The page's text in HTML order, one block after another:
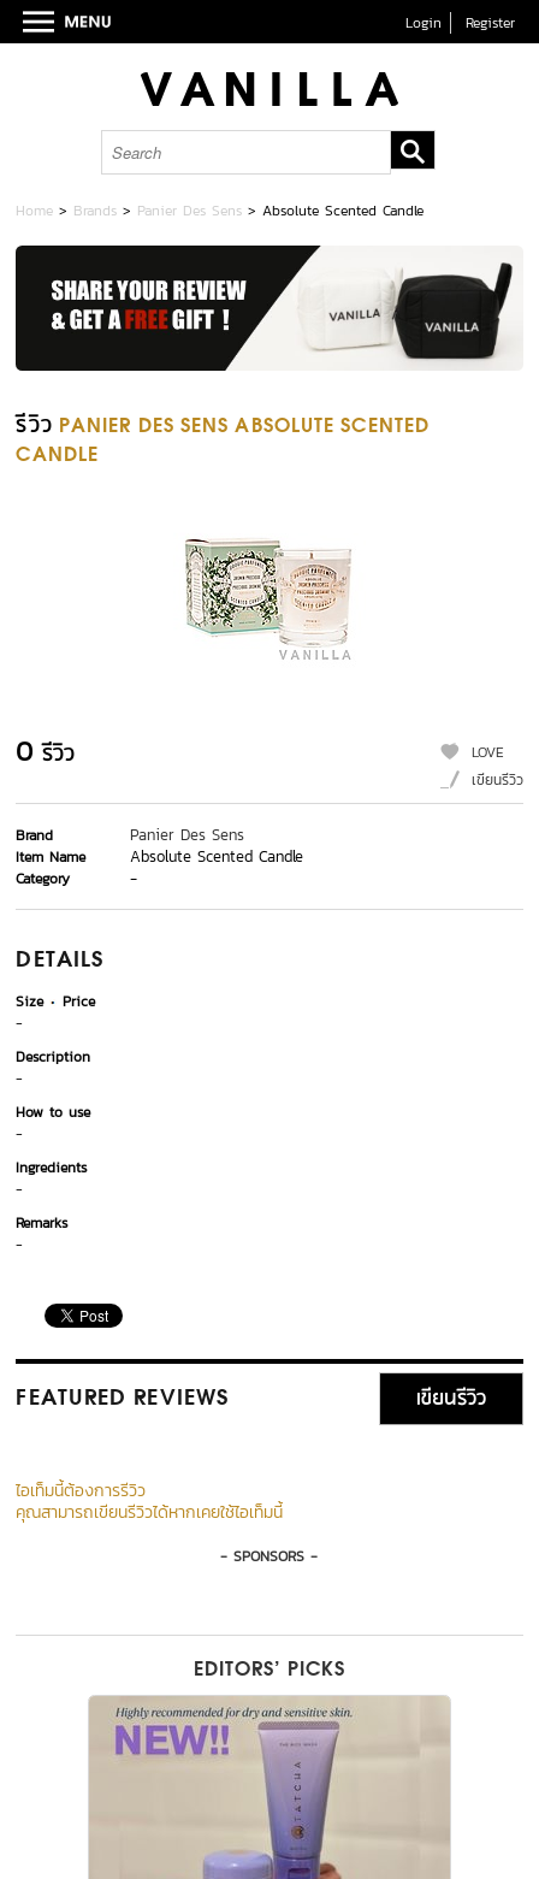
Login Register
Home > Brands > Panier Des Sens >Absolute Scented Candle
รีวิว PANIER DES SENS ABSOLUTE SCENTED
CANDLE
0 รีวิว
LOVE
เขียนรีวิว
Brand Panier Des Sens
Item Name Absolute Scented Candle
Category -
DETAILS
Size
Price
-
Description
-
How to use
-
Ingredients
-
Remarks
-
FEATURED REVIEWS เขียนรีวิว
ไอเท็มนี้ต้องการรีวิว
คุณสามารถเขียนรีวิวได้หากเคยใช้ไอเท็มนี้
- SPONSORS -
EDITORS’ PICKS